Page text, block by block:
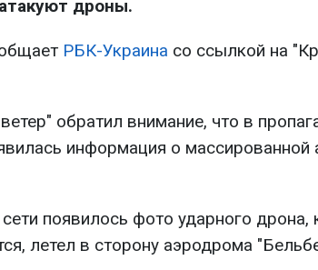
дроны.
РБК-Украина со ссылкой на
обратил внимание, что в
информация о массированной
появилось фото ударного дрона,
летел в сторону аэродрома